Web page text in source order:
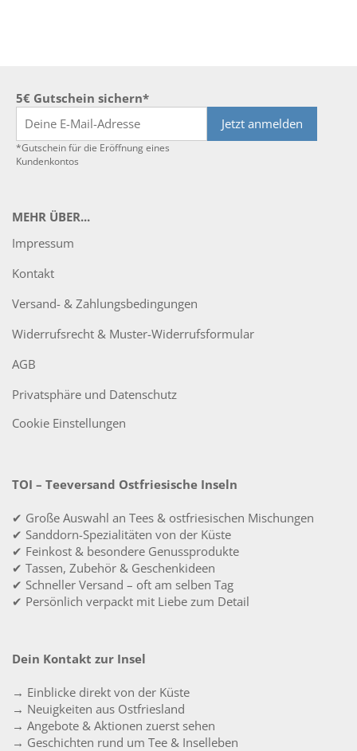
5€ Gutschein sichern*
Jetzt anmelden
*Gutschein für die Eröffnung eines
Kundenkontos
MEHR ÜBER...
Impressum
Kontakt
Versand- & Zahlungsbedingungen
Widerrufsrecht & Muster-Widerrufsformular
AGB
Privatsphäre und Datenschutz
Cookie Einstellungen
TOI – Teeversand Ostfriesische Inseln
✔ Große Auswahl an Tees & ostfriesischen Mischungen
✔ Sanddorn-Spezialitäten von der Küste
✔ Feinkost & besondere Genussprodukte
✔ Tassen, Zubehör & Geschenkideen
✔ Schneller Versand – oft am selben Tag
✔ Persönlich verpackt mit Liebe zum Detail
Dein Kontakt zur Insel
→ Einblicke direkt von der Küste
→ Neuigkeiten aus Ostfriesland
→ Angebote & Aktionen zuerst sehen
→ Geschichten rund um Tee & Inselleben